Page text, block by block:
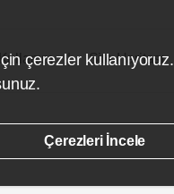
Site Haritası
çerezler kullanıyoruz.
Çerezleri İncele